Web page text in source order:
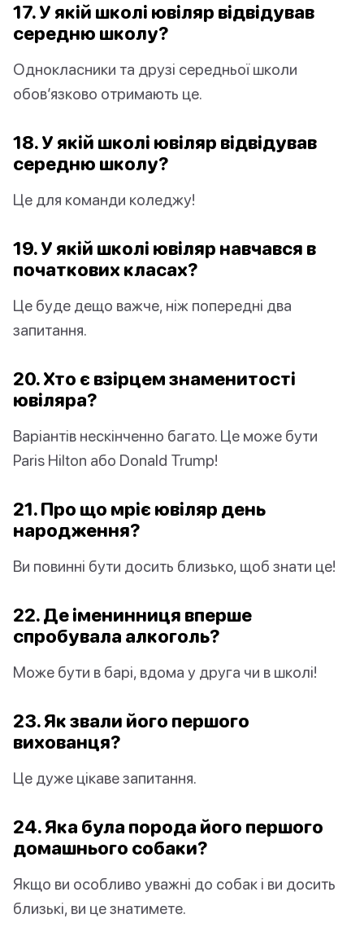
17. У якій школі ювіляр відвідував
середню школу?
Однокласники та друзі середньої школи
обов’язково отримають це.
18. У якій школі ювіляр відвідував
середню школу?
Це для команди коледжу!
19. У якій школі ювіляр навчався в
початкових класах?
Це буде дещо важче, ніж попередні два
запитання.
20. Хто є взірцем знаменитості
ювіляра?
Варіантів нескінченно багато. Це може бути
Paris Hilton або Donald Trump!
21. Про що мріє ювіляр день
народження?
Ви повинні бути досить близько, щоб знати це!
22. Де іменинниця вперше
спробувала алкоголь?
Може бути в барі, вдома у друга чи в школі!
23. Як звали його першого
вихованця?
Це дуже цікаве запитання.
24. Яка була порода його першого
домашнього собаки?
Якщо ви особливо уважні до собак і ви досить
близькі, ви це знатимете.